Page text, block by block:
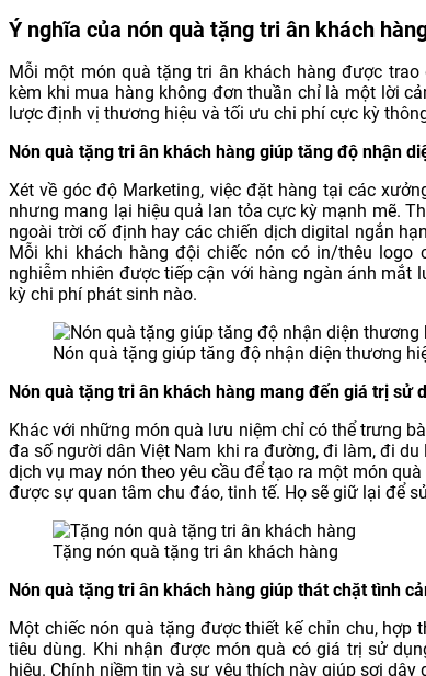
Ý nghĩa của nón quà tặng tri ân khách
Mỗi một món quà tặng tri ân khách hàng được
kèm khi mua hàng không đơn thuần chỉ là một lời
lược định vị thương hiệu và tối ưu chi phí cực kỳ
Nón quà tặng tri ân khách hàng giúp tăng độ nhận
Xét về góc độ Marketing, việc đặt hàng tại các
nhưng mang lại hiệu quả lan tỏa cực kỳ mạnh mẽ.
ngoài trời cố định hay các chiến dịch digital ngắn
Mỗi khi khách hàng đội chiếc nón có in/thêu
nghiễm nhiên được tiếp cận với hàng ngàn ánh
kỳ chi phí phát sinh nào.
Nón quà tặng giúp tăng độ nhận diện thương
Nón quà tặng tri ân khách hàng mang đến giá trị sử
Khác với những món quà lưu niệm chỉ có thể trưng
đa số người dân Việt Nam khi ra đường, đi làm, đi
dịch vụ may nón theo yêu cầu để tạo ra một món
được sự quan tâm chu đáo, tinh tế. Họ sẽ giữ lại để
Tặng nón quà tặng tri ân khách hàng
Nón quà tặng tri ân khách hàng giúp thát chặt tình
Một chiếc nón quà tặng được thiết kế chỉn chu,
tiêu dùng. Khi nhận được món quà có giá trị sử
hiệu. Chính niềm tin và sự yêu thích này giúp sợi